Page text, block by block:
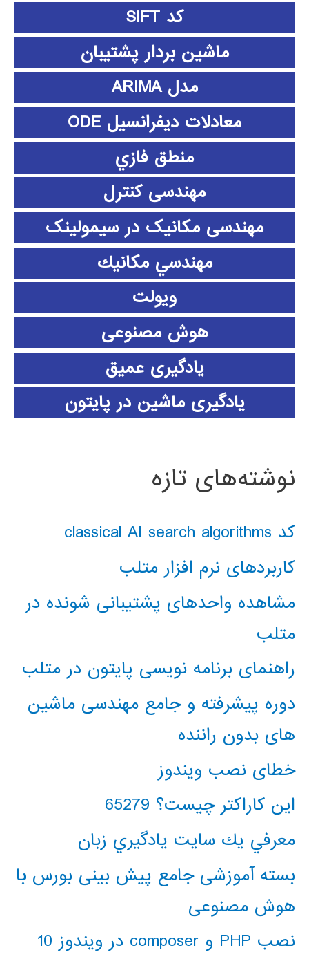
کد SIFT
ماشین بردار پشتیبان
مدل ARIMA
معادلات دیفرانسیل ODE
منطق فازي
مهندسی کنترل
مهندسی مکانیک در سیمولینک
مهندسي مكانيك
ویولت
هوش مصنوعی
یادگیری عمیق
یادگیری ماشین در پایتون
نوشته‌های تازه
کد classical AI search algorithms
کاربردهای نرم افزار متلب
مشاهده واحدهای پشتیبانی شونده در
متلب
راهنمای برنامه نویسی پایتون در متلب
دوره پیشرفته و جامع مهندسی ماشین
های بدون راننده
خطای نصب ویندوز
این کاراکتر چیست؟ 65279
معرفي يك سايت يادگيري زبان
بسته آموزشی جامع پیش بینی بورس با
هوش مصنوعی
نصب PHP و composer در ویندوز 10